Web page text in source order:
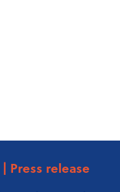
| Press release